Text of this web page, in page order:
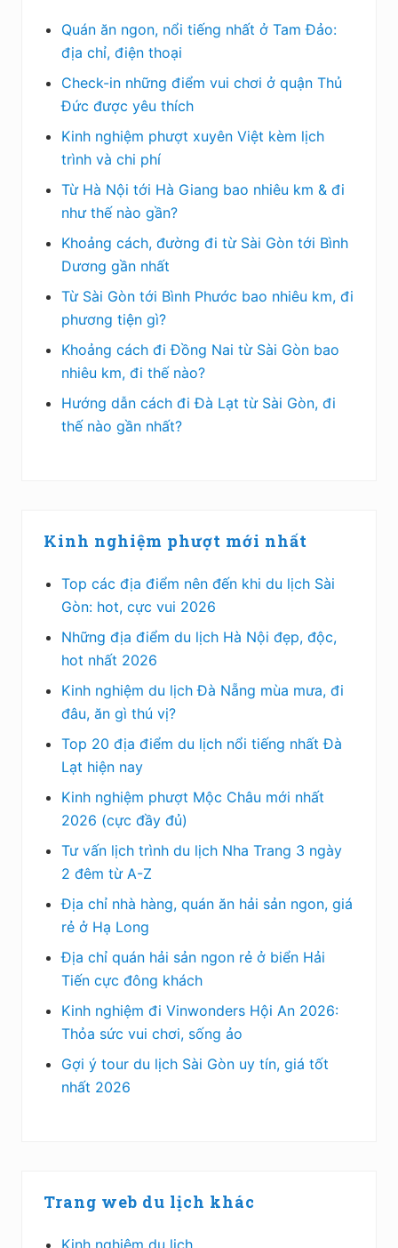
Quán ăn ngon, nổi tiếng nhất ở Tam Đảo:
địa chỉ, điện thoại
Check-in những điểm vui chơi ở quận Thủ
Đức được yêu thích
Kinh nghiệm phượt xuyên Việt kèm lịch
trình và chi phí
Từ Hà Nội tới Hà Giang bao nhiêu km & đi
như thế nào gần?
Khoảng cách, đường đi từ Sài Gòn tới Bình
Dương gần nhất
Từ Sài Gòn tới Bình Phước bao nhiêu km, đi
phương tiện gì?
Khoảng cách đi Đồng Nai từ Sài Gòn bao
nhiêu km, đi thế nào?
Hướng dẫn cách đi Đà Lạt từ Sài Gòn, đi
thế nào gần nhất?
Kinh nghiệm phượt mới nhất
Top các địa điểm nên đến khi du lịch Sài
Gòn: hot, cực vui 2026
Những địa điểm du lịch Hà Nội đẹp, độc,
hot nhất 2026
Kinh nghiệm du lịch Đà Nẵng mùa mưa, đi
đâu, ăn gì thú vị?
Top 20 địa điểm du lịch nổi tiếng nhất Đà
Lạt hiện nay
Kinh nghiệm phượt Mộc Châu mới nhất
2026 (cực đầy đủ)
Tư vấn lịch trình du lịch Nha Trang 3 ngày
2 đêm từ A-Z
Địa chỉ nhà hàng, quán ăn hải sản ngon, giá
rẻ ở Hạ Long
Địa chỉ quán hải sản ngon rẻ ở biển Hải
Tiến cực đông khách
Kinh nghiệm đi Vinwonders Hội An 2026:
Thỏa sức vui chơi, sống ảo
Gợi ý tour du lịch Sài Gòn uy tín, giá tốt
nhất 2026
Trang web du lịch khác